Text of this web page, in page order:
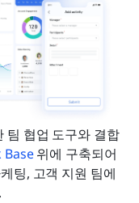
팀 협업 도구와 결합
Base 위에 구축되어
팅, 고객 지원 팀에